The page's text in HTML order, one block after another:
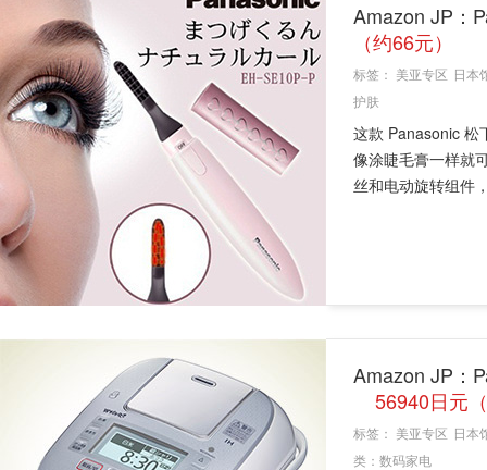
Amazon JP：
（约66元）
标签： 美亚专区 日本
护肤
这款 Panasonic 松
像涂睫毛膏一样就
丝和电动旋转组件
Amazon JP：
56940日元
标签： 美亚专区 日本
类： 数码家电